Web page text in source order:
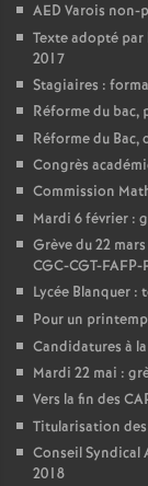
AED Varois non-
Texte adopté
2017
Stagiaires :
Réforme du bac,
Réforme du Bac,
Congrès
Commission
Mardi 6 février :
Grève du 22
CGC-CGT-
Lycée Blanquer :
Pour un
Candidatures à
Mardi 22 mai :
Vers la fin des
Titularisation
Conseil Syndical
2018